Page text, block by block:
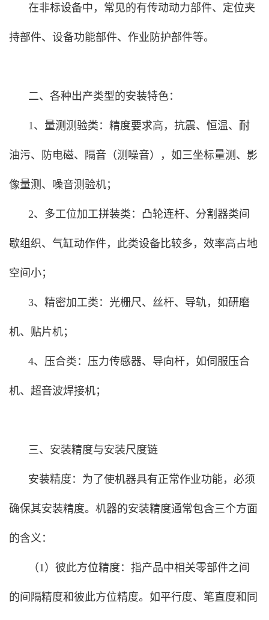
在非标设备中，常见的有传动动力部件、定位夹
持部件、设备功能部件、作业防护部件等。
二、各种出产类型的安装特色：
1、量测测验类：精度要求高，抗震、恒温、耐
油污、防电磁、隔音（测噪音），如三坐标量测、影
像量测、噪音测验机；
2、多工位加工拼装类：凸轮连杆、分割器类间
歇组织、气缸动作件，此类设备比较多，效率高占地
空间小；
3、精密加工类：光栅尺、丝杆、导轨，如研磨
机、贴片机；
4、压合类：压力传感器、导向杆，如伺服压合
机、超音波焊接机；
三、安装精度与安装尺度链
安装精度：为了使机器具有正常作业功能，必须
确保其安装精度。机器的安装精度通常包含三个方面
的含义：
（1）彼此方位精度：指产品中相关零部件之间
的间隔精度和彼此方位精度。如平行度、笔直度和同